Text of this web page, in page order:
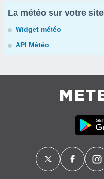
La météo sur votre site
Widget météo
API Météo